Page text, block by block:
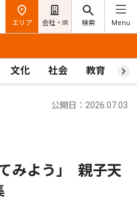
エリア 会社・IR 検索 Menu
文化 社会 教育 ス
公開日：2026.07.03
みよう｣ 親子天